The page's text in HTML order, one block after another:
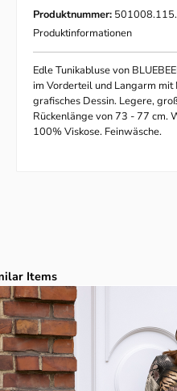
Produktnummer:
Produktinformationen
Edle Tunikabluse von
im Vorderteil und Langarm
grafisches Dessin. Legere,
Rückenlänge von 73 - 77 cm.
100% Viskose. Feinwäsche.
überspringen
Items